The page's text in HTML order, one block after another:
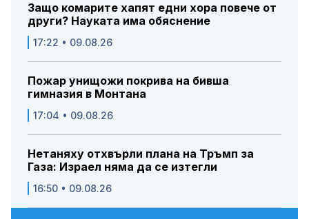
Защо комарите хапят едни хора повече от
други? Науката има обяснение
17:22 • 09.08.26
Пожар унищожи покрива на бивша
гимназия в Монтана
17:04 • 09.08.26
Нетаняху отхвърли плана на Тръмп за
Газа: Израел няма да се изтегли
16:50 • 09.08.26